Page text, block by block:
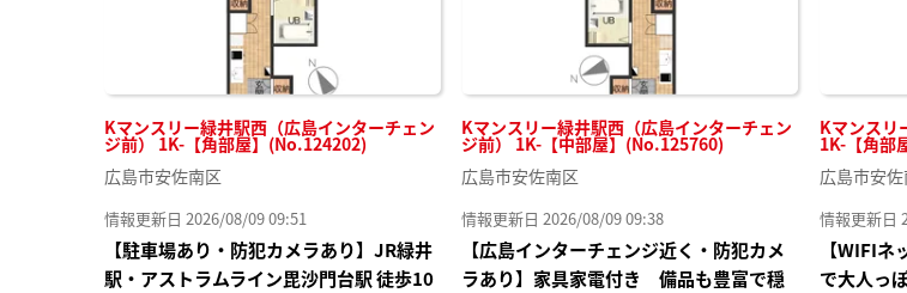
Kマンスリー緑井駅西（広島インターチェン
ジ前） 1K-【角部屋】(No.124202)
広島市安佐南区
情報更新日 2026/08/09 09:51
【駐車場あり・防犯カメラあり】JR緑井
駅・アストラムライン毘沙門台駅 徒歩10
Kマンスリー緑井駅西（広島インターチェン
ジ前） 1K-【中部屋】(No.125760)
広島市安佐南区
情報更新日 2026/08/09 09:38
【広島インターチェンジ近く・防犯カメ
ラあり】家具家電付き 備品も豊富で穏
Kマンスリ
1K-【角部
広島市安
情報更新日
【WIFI
で大人っ